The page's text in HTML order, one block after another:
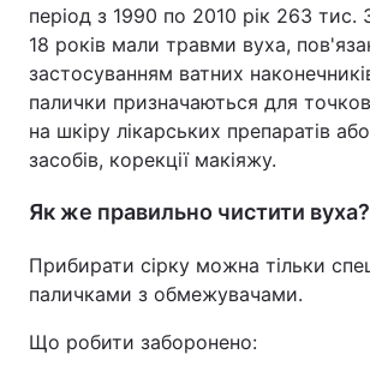
період з 1990 по 2010 рік 263 тис.
18 років мали травми вуха,
застосуванням ватних
палички призначаються для
на шкіру лікарських препаратів
засобів, корекції макіяжу.
Як же правильно чистити вуха?
Прибирати сірку можна тільки
паличками з обмежувачами.
Що робити заборонено: